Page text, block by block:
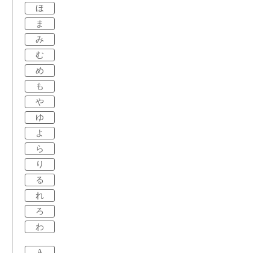
ほ
ま
み
む
め
も
や
ゆ
よ
ら
り
る
れ
ろ
わ